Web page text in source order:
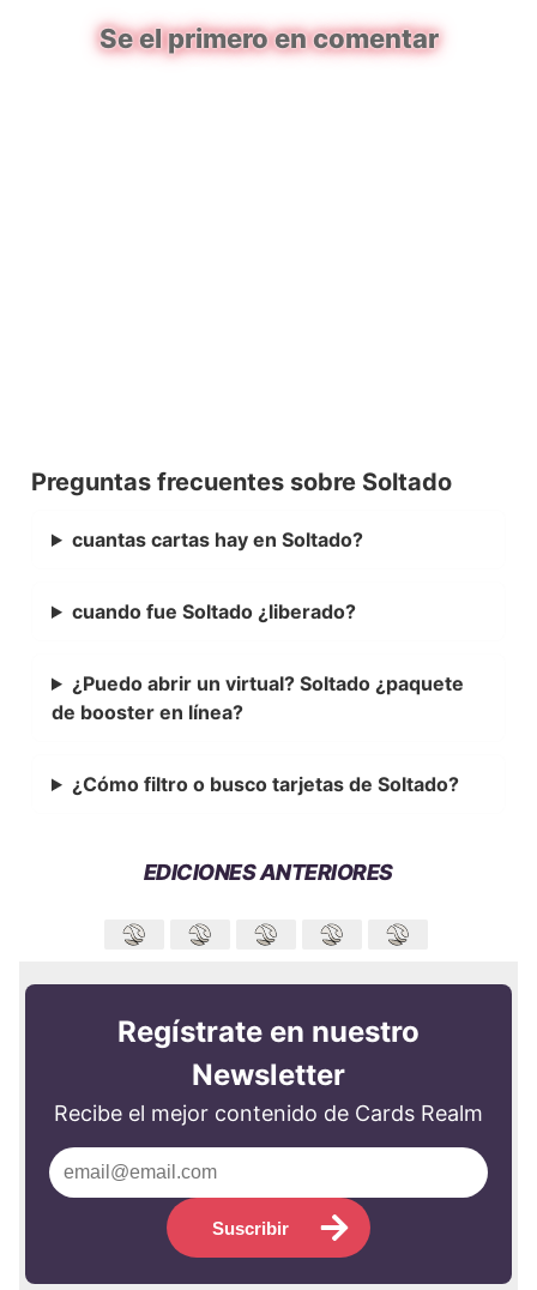
Se el primero en comentar
Preguntas frecuentes sobre Soltado
cuantas cartas hay en Soltado?
cuando fue Soltado ¿liberado?
¿Puedo abrir un virtual? Soltado ¿paquete
de booster en línea?
¿Cómo filtro o busco tarjetas de Soltado?
EDICIONES ANTERIORES
Regístrate en nuestro
Newsletter
Recibe el mejor contenido de Cards Realm
Suscribir